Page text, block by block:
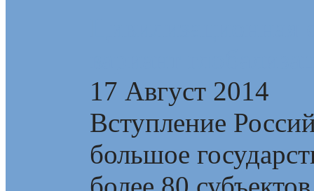
17 Август 2014
Вступление
большое